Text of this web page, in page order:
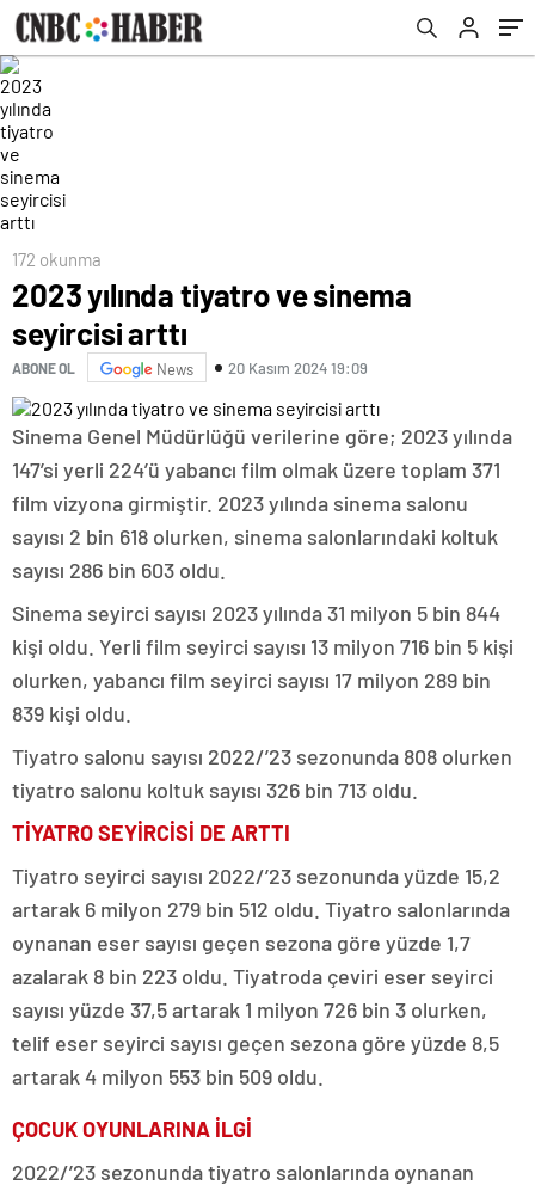
172 okunma
2023 yılında tiyatro ve sinema
seyircisi arttı
ABONE OL News 20 Kasım 2024 19:09
Sinema Genel Müdürlüğü verilerine göre; 2023 yılında
147’si yerli 224’ü yabancı film olmak üzere toplam 371
film vizyona girmiştir. 2023 yılında sinema salonu
sayısı 2 bin 618 olurken, sinema salonlarındaki koltuk
sayısı 286 bin 603 oldu.
Sinema seyirci sayısı 2023 yılında 31 milyon 5 bin 844
kişi oldu. Yerli film seyirci sayısı 13 milyon 716 bin 5 kişi
olurken, yabancı film seyirci sayısı 17 milyon 289 bin
839 kişi oldu.
Tiyatro salonu sayısı 2022/’23 sezonunda 808 olurken
tiyatro salonu koltuk sayısı 326 bin 713 oldu.
TİYATRO SEYİRCİSİ DE ARTTI
Tiyatro seyirci sayısı 2022/’23 sezonunda yüzde 15,2
artarak 6 milyon 279 bin 512 oldu. Tiyatro salonlarında
oynanan eser sayısı geçen sezona göre yüzde 1,7
azalarak 8 bin 223 oldu. Tiyatroda çeviri eser seyirci
sayısı yüzde 37,5 artarak 1 milyon 726 bin 3 olurken,
telif eser seyirci sayısı geçen sezona göre yüzde 8,5
artarak 4 milyon 553 bin 509 oldu.
ÇOCUK OYUNLARINA İLGİ
2022/’23 sezonunda tiyatro salonlarında oynanan